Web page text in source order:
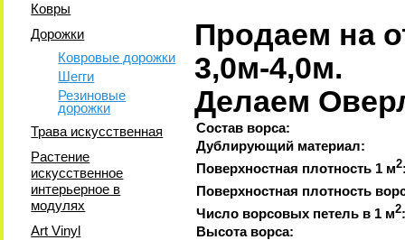
Ковры
Дорожки
Ковровые дорожки
Шегги
Резиновые
дорожки
Трава искусственная
Растение
искусственное
интерьерное в
модулях
Art Vinyl
Продаем на
3,0м-4,0м.
Делаем
Состав ворса:
Дублирующий материал:
Поверхностная плотность 1 м2
Поверхностная плотность
Число ворсовых петель в 1 м2:
Высота ворса: